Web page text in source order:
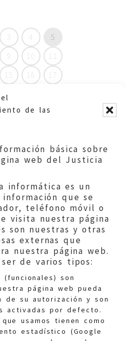
de las
básica sobre
web del Justicia
informática es un
que se
teléfono móvil o
visita nuestra página
son nuestras y otras
externas que
nuestra página web.
de varios tipos:
son
página web pueda
de su autorización y son
activadas por defecto.
usamos tienen como
estadístico (Google
3 4
5
10
11
15 16
17
21
27 28
29
39 40
general: